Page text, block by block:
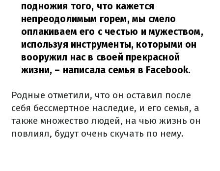
подножия того, что кажется
непреодолимым горем, мы смело
оплакиваем его с честью и мужеством,
используя инструменты, которыми он
вооружил нас в своей прекрасной
жизни, – написала семья в Facebook.
Родные отметили, что он оставил после
себя бессмертное наследие, и его семья, а
также множество людей, на чью жизнь он
повлиял, будут очень скучать по нему.